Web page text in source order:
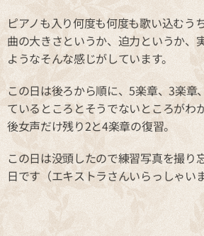
ピアノも入り何度も何度も歌い込むう
曲の大きさというか、迫力というか、
ようなそんな感じがしています。
この日は後ろから順に、5楽章、3楽章
ているところとそうでないところがわ
後女声だけ残り2と4楽章の復習。
この日は没頭したので練習写真を撮り
日です（エキストラさんいらっしゃい